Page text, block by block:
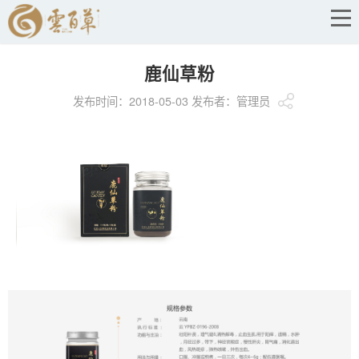
鹿仙草粉
发布时间：2018-05-03 发布者：管理员